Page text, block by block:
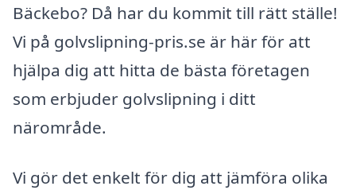
Bäckebo? Då har du kommit till rätt ställe!
Vi på golvslipning-pris.se är här för att
hjälpa dig att hitta de bästa företagen
som erbjuder golvslipning i ditt
närområde.
Vi gör det enkelt för dig att jämföra olika